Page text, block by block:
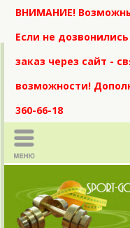
ВНИМАНИЕ!
Если не
заказ через сайт -
возможности!
360-66-18